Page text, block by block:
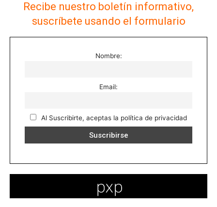
Recibe nuestro boletín informativo,
suscríbete usando el formulario
Nombre:
Email:
Al Suscribirte, aceptas la política de privacidad